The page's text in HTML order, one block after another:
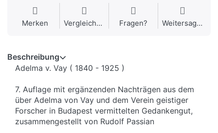
Merken Vergleichen Fragen? Weitersagen
Beschreibung
Adelma v. Vay ( 1840 - 1925 )
7. Auflage mit ergänzenden Nachträgen aus dem
über Adelma von Vay und dem Verein geistiger
Forscher in Budapest vermittelten Gedankengut,
zusammengestellt von Rudolf Passian